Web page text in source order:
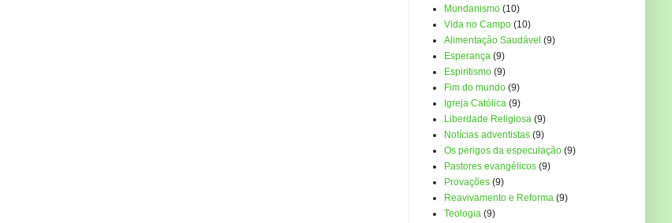
Mundanismo (10)
Vida no Campo (10)
Alimentação Saudável (9)
Esperança (9)
Espiritismo (9)
Fim do mundo (9)
Igreja Católica (9)
Liberdade Religiosa (9)
Notícias adventistas (9)
Os perigos da especulação (9)
Pastores evangélicos (9)
Provações (9)
Reavivamento e Reforma (9)
Teologia (9)